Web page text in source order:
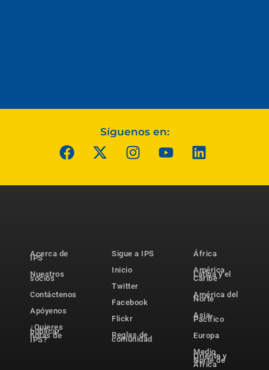
Síguenos en:
Acerca de
IPS
Nuestros
socios
Contáctenos
Apóyenos
¿Quieres
publicar
notas de
IPS?
Sigue a IPS
Inicio
Twitter
Facebook
Flickr
Reglas de
comunidad
África
América
Latina y el
Caribe
América del
Norte
Asia-
Pacífico
Europa
Medio
Oriente y
Norte de
África